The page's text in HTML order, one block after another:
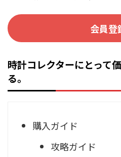
会員登
時計コレクターにとって
る。
購入ガイド
攻略ガイド